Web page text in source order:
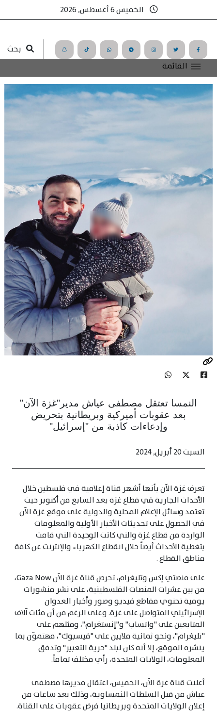
الخميس 6 أغسطس, 2026
بحث
القائمة
النمسا تعتقل مصطفى عياش مدير"غزة الآن"
بعد عقوبات أميركية وبريطانية بتحريض
وإدعاءات كاذبة من "إسرائيل"
السبت 20 أبريل, 2024
تعرف غزة الآن بأنها أشهر قناة إعلامية في فلسطين خلال
الأحداث الجارية في قطاع غزة بعد السابع من أكتوبر حيث
تعتمد وسائل الإعلام المحلية والدولية على موقع غزة الآن
في الحصول على تحديثات الأخبار الأولية والمعلومات
الواردة من قطاع غزة والتي كانت الوحيدة التي قامت
بتغطية الأحداث أيضاً خلال انقطاع الكهرباء والإنترنت عن كافة
مناطق القطاع .
على منصتي إكس وتليغرام، تحرص قناة غزة الآن Gaza Now،
من بين عشرات المنصات الفلسطينية، على نشر منشورات
يومية تحتوي مقاطع فيديو وصور وأخبار العدوان
الإسرائيلي المتواصل على غزة. وعلى الرغم من أن مئات آلاف
المتابعين على "واتساب" و"إنستغرام"، ومثلهم على
"تليغرام"، ونحو ثمانية ملايين على "فيسبوك"، مهتموّن بما
ينشره الموقع، إلا أنه كان لبلد "حرية التعبير" وتدفق
المعلومات، الولايات المتحدة، رأي مختلف تماماً.
أعلنت قناة غزة الآن، الخميس، اعتقال مديرها مصطفى
عياش من قبل السلطات النمساوية، وذلك بعد ساعات من
إعلان الولايات المتحدة وبريطانيا فرض عقوبات على القناة.